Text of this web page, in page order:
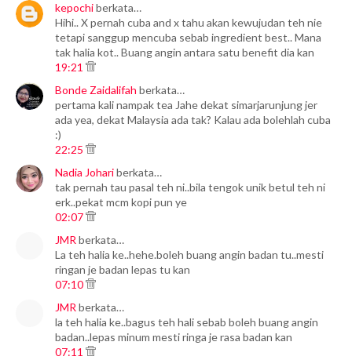
kepochiberkata…
Hihi.. X pernah cuba and x tahu akan kewujudan teh nie
tetapi sanggup mencuba sebab ingredient best.. Mana
tak halia kot.. Buang angin antara satu benefit dia kan
19:21
Bonde Zaidalifah berkata…
pertama kali nampak tea Jahe dekat simarjarunjung jer
ada yea, dekat Malaysia ada tak? Kalau ada bolehlah cuba
:)
22:25
Nadia Johariberkata…
tak pernah tau pasal teh ni..bila tengok unik betul teh ni
erk..pekat mcm kopi pun ye
02:07
JMRberkata…
La teh halia ke..hehe.boleh buang angin badan tu..mesti
ringan je badan lepas tu kan
07:10
JMRberkata…
la teh halia ke..bagus teh hali sebab boleh buang angin
badan..lepas minum mesti ringa je rasa badan kan
07:11